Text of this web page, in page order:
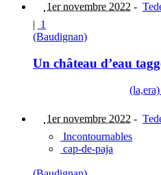
1er novembre 2022 -
| 1
(Baudignan)
Un château d’eau
1er novembre 2022 -
Incontournables
cap-de-paja